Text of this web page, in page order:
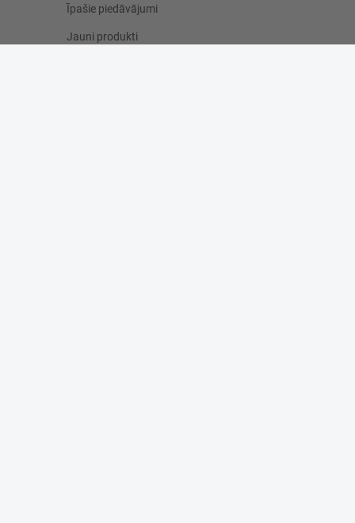
Īpašie piedāvājumi
Jauni produkti